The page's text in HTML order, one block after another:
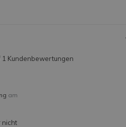
1 Kundenbewertungen
am
nicht